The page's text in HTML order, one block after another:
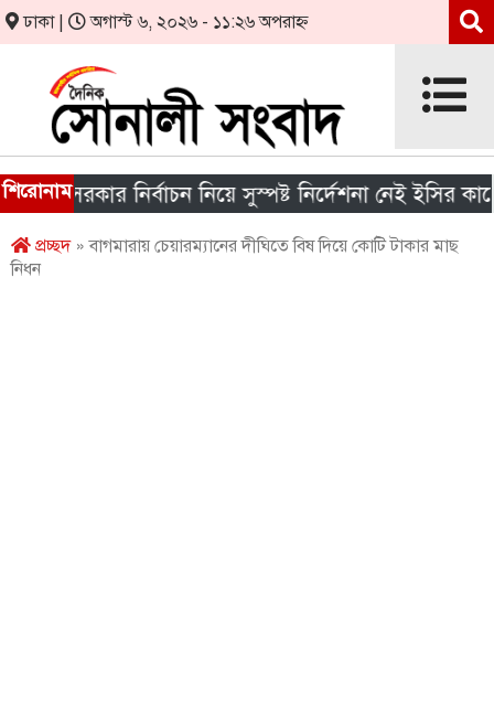
ঢাকা | অগাস্ট ৬, ২০২৬ - ১১:২৬ অপরাহ্ন
শিরোনাম
সরকার নির্বাচন নিয়ে সুস্পষ্ট নির্দেশনা নেই ইসির কাছে
প্রচ্ছদ» বাগমারায় চেয়ারম্যানের দীঘিতে বিষ দিয়ে কোটি টাকার মাছ
নিধন